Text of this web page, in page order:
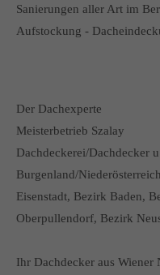
Sanierungen aller Art im
Aufstockung -
Der Dachexperte
Meisterbetrieb Szalay
Dachdeckerei/Dachdecker
Burgenland/
Eisenstadt, Bezirk Baden,
Oberpullendorf, Bezirk
Ihr Dachdecker aus Wiener